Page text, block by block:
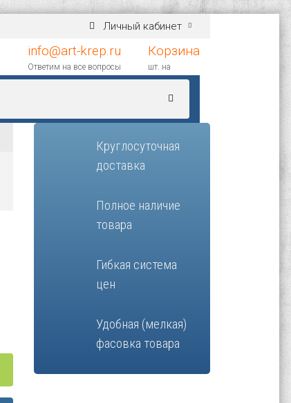
Личный кабинет
info@art-krep.ru
Ответим на все вопросы
Корзина
шт. на
Круглосуточная
доставка
Полное наличие
товара
Гибкая система
цен
Удобная (мелкая)
фасовка товара